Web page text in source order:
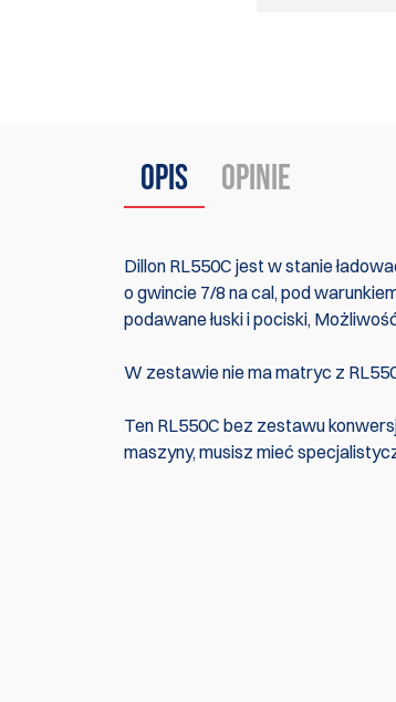
Opis Opinie
Dillon RL550C jest w stanie
o gwincie 7/8 na cal, pod
podawane łuski i pociski,
W zestawie nie ma matryc z
Ten RL550C bez zestawu
maszyny, musisz mieć